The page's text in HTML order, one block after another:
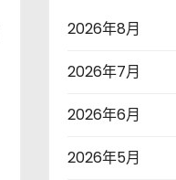
2026年8月
2026年7月
2026年6月
2026年5月